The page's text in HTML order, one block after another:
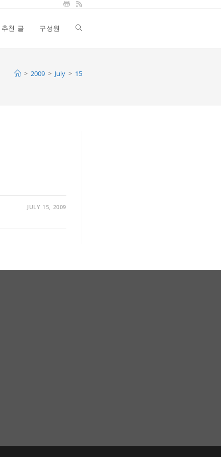
추천 글 구성원 Toggle
> 2009 > July > 15
JULY 15, 2009